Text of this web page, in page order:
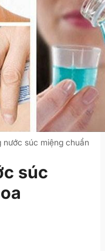
nước súc miệng chuẩn
súc